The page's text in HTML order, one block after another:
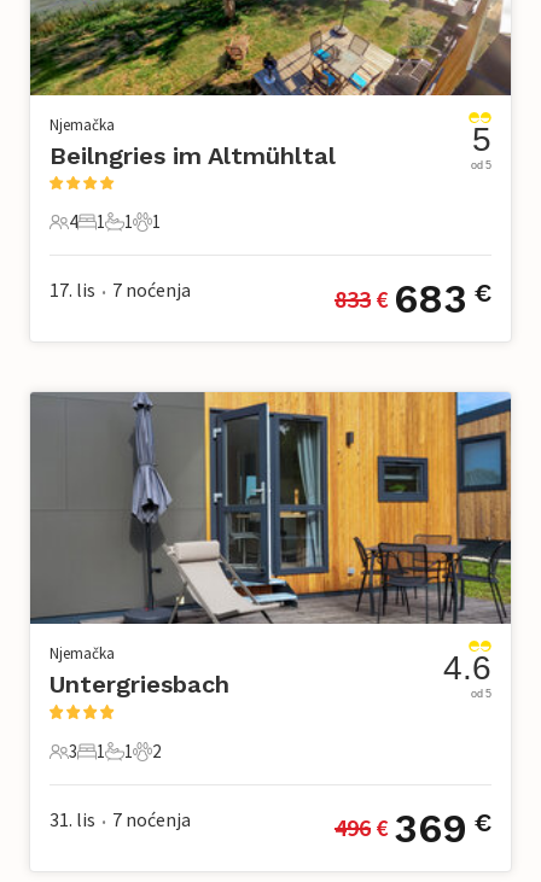
Njemačka
Beilngries im Altmühltal
4 Gosti
4
1 Spavaća soba
1
1 Kupaonica
1
1 Kućni ljubimac
1
5
od 5
17. lis • 7 noćenja 833 € 683 €
Njemačka
Untergriesbach
3 Gosti
3
1 Spavaća soba
1
1 Kupaonica
1
2 Kućni ljubimac
2
4.6
od 5
31. lis • 7 noćenja 496 € 369 €